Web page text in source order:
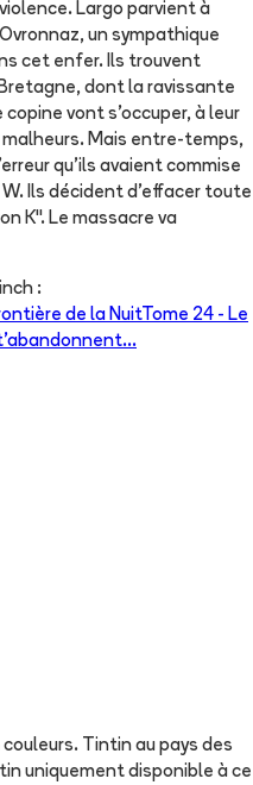
Largo parvient à
un sympathique
cet enfer. Ils trouvent
dont la ravissante
vont s'occuper, à leur
Mais entre-temps,
qu'ils avaient commise
Ils décident d'effacer toute
K". Le massacre va
:
de la NuitTome 24 - Le
Tintin au pays des
uniquement disponible à ce